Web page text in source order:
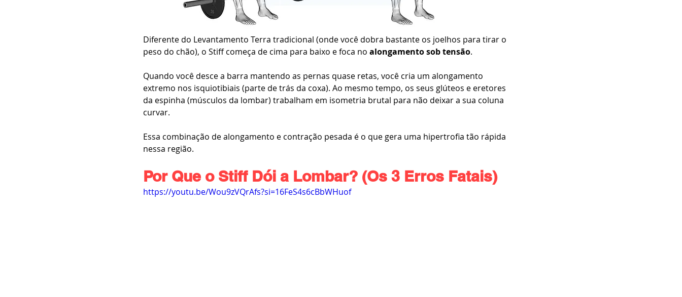
Diferente do Levantamento Terra tradicional (onde você dobra bastante os joelhos para tirar o
peso do chão), o Stiff começa de cima para baixo e foca no alongamento sob tensão.
Quando você desce a barra mantendo as pernas quase retas, você cria um alongamento
extremo nos isquiotibiais (parte de trás da coxa). Ao mesmo tempo, os seus glúteos e eretores
da espinha (músculos da lombar) trabalham em isometria brutal para não deixar a sua coluna
curvar.
Essa combinação de alongamento e contração pesada é o que gera uma hipertrofia tão rápida
nessa região.
Por Que o Stiff Dói a Lombar? (Os 3 Erros Fatais)
https://youtu.be/Wou9zVQrAfs?si=16FeS4s6cBbWHuof